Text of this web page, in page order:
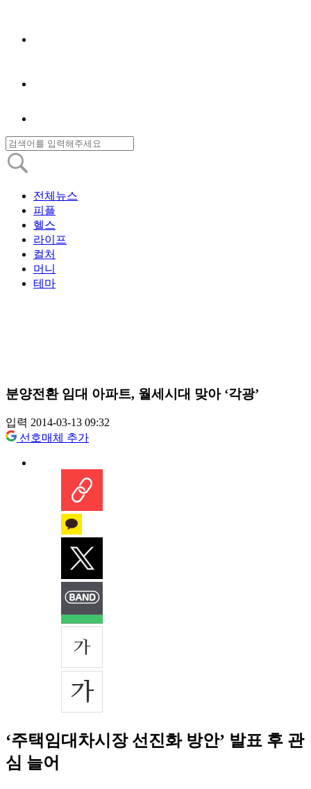
전체뉴스
피플
헬스
라이프
컬처
머니
테마
분양전환 임대 아파트, 월세시대 맞아 ‘각광’
입력 2014-03-13 09:32
선호매체 추가
‘주택임대차시장 선진화 방안’ 발표 후 관
심 늘어